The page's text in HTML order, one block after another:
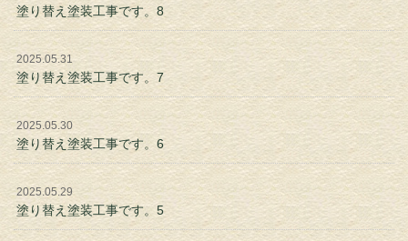
塗り替え塗装工事です。8
2025.05.31
塗り替え塗装工事です。7
2025.05.30
塗り替え塗装工事です。6
2025.05.29
塗り替え塗装工事です。5